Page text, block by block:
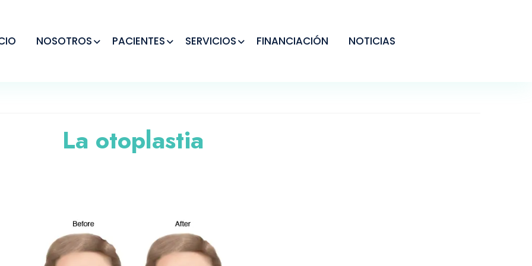
NOSOTROS PACIENTES SERVICIOS FINANCIACIÓN NOTICIAS
La otoplastia